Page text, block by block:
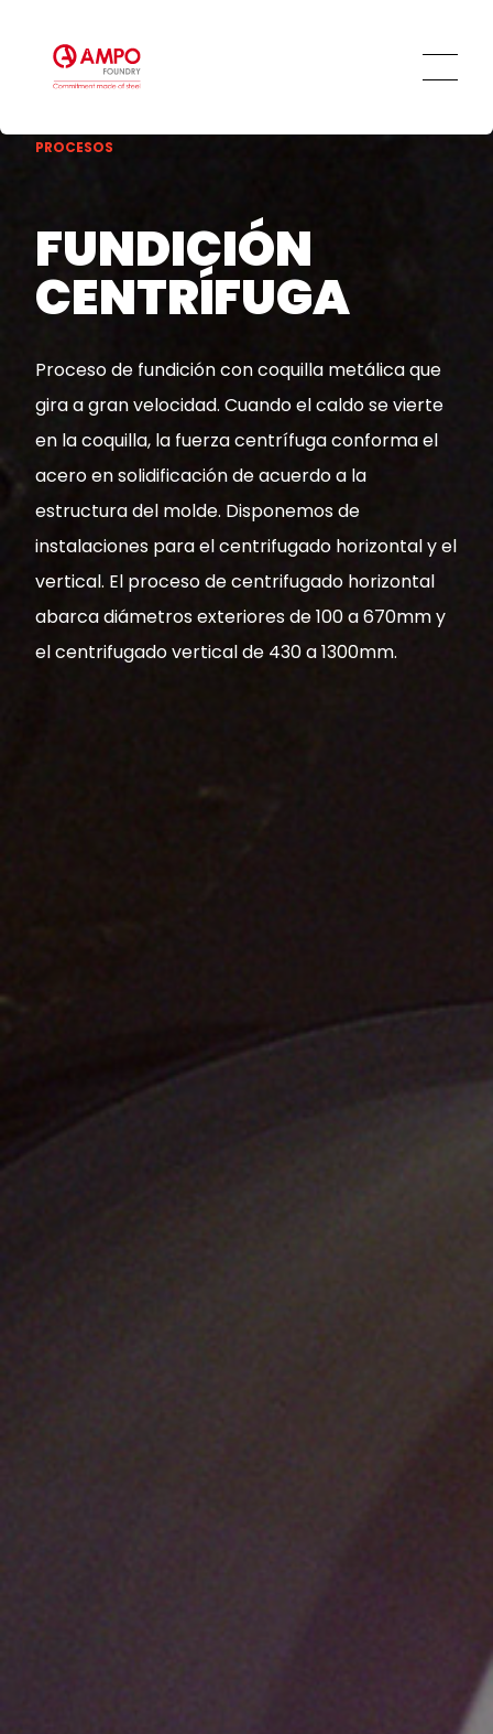
Ética y transparencia
PROCESOS
FUNDICIÓN
CENTRÍFUGA
Proceso de fundición con coquilla metálica que
gira a gran velocidad. Cuando el caldo se vierte
en la coquilla, la fuerza centrífuga conforma el
acero en solidificación de acuerdo a la
estructura del molde. Disponemos de
instalaciones para el centrifugado horizontal y el
vertical. El proceso de centrifugado horizontal
abarca diámetros exteriores de 100 a 670mm y
el centrifugado vertical de 430 a 1300mm.